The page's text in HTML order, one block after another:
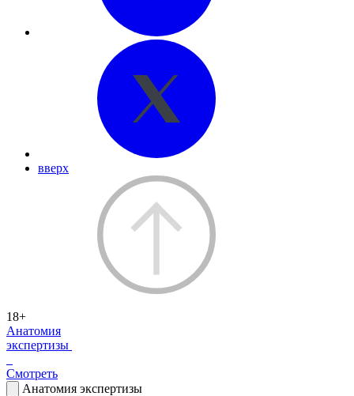
вверх
18+
Анатомия
экспертизы
Смотреть
Анатомия экспертизы